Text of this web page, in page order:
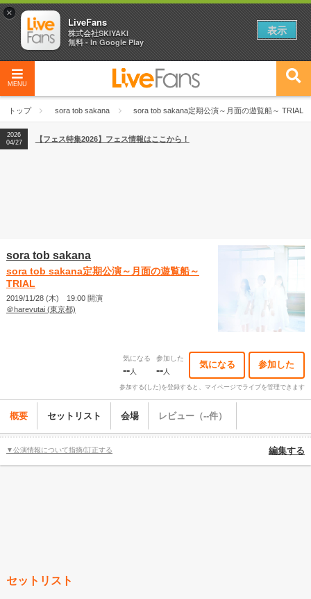
MENU
トップ sora tob sakana sora tob sakana定期公演～月面の遊覧船～ TRIAL
2026
04/27
2026
【ライブ動員ランキング】2026年上半期編発表！
2026
04/27
【フェス特集2026】フェス情報はここから！
sora tob sakana
sora tob sakana定期公演～月面の遊覧船～
TRIAL
2019/11/28 (木) 19:00 開演
＠harevutai (東京都)
気になる
--人
参加した
--人
気になる 参加した
参加する(した)を登録すると、マイページでライブを管理できます
概要 セットリスト 会場 レビュー（--件）
▼公演情報について指摘/訂正する 編集する
セットリスト
×
LiveFans
株式会社SKIYAKI
無料 - In Google Play
表示